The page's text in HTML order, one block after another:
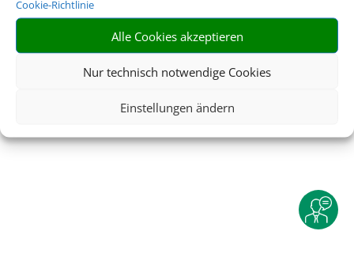
Cookie-Richtlinie
Alle Cookies akzeptieren
Nur technisch notwendige Cookies
Einstellungen ändern
Service|AGB
©2025 • Schmetterling